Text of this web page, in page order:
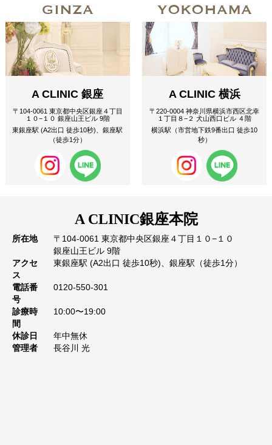
GINZA
A CLINIC 銀座
〒104-0061 東京都中央区銀座４丁目
１０−１０ 銀座山王ビル 9階
東銀座駅 (A2出口 徒歩10秒)、銀座駅
（徒歩1分）
YOKOHAMA
A CLINIC 横浜
〒220-0004 神奈川県横浜市西区北幸
１丁目８−２ 犬山西口ビル ４階
横浜駅（市営地下鉄9番出口 徒歩10
秒）
A CLINIC銀座本院
所在地
〒104-0061 東京都中央区銀座４丁目１０−１０
銀座山王ビル 9階
アクセ
ス
東銀座駅 (A2出口 徒歩10秒)、銀座駅（徒歩1分）
電話番
号
0120-550-301
診療時
間
10:00〜19:00
休診日
年中無休
管理者
長谷川 光